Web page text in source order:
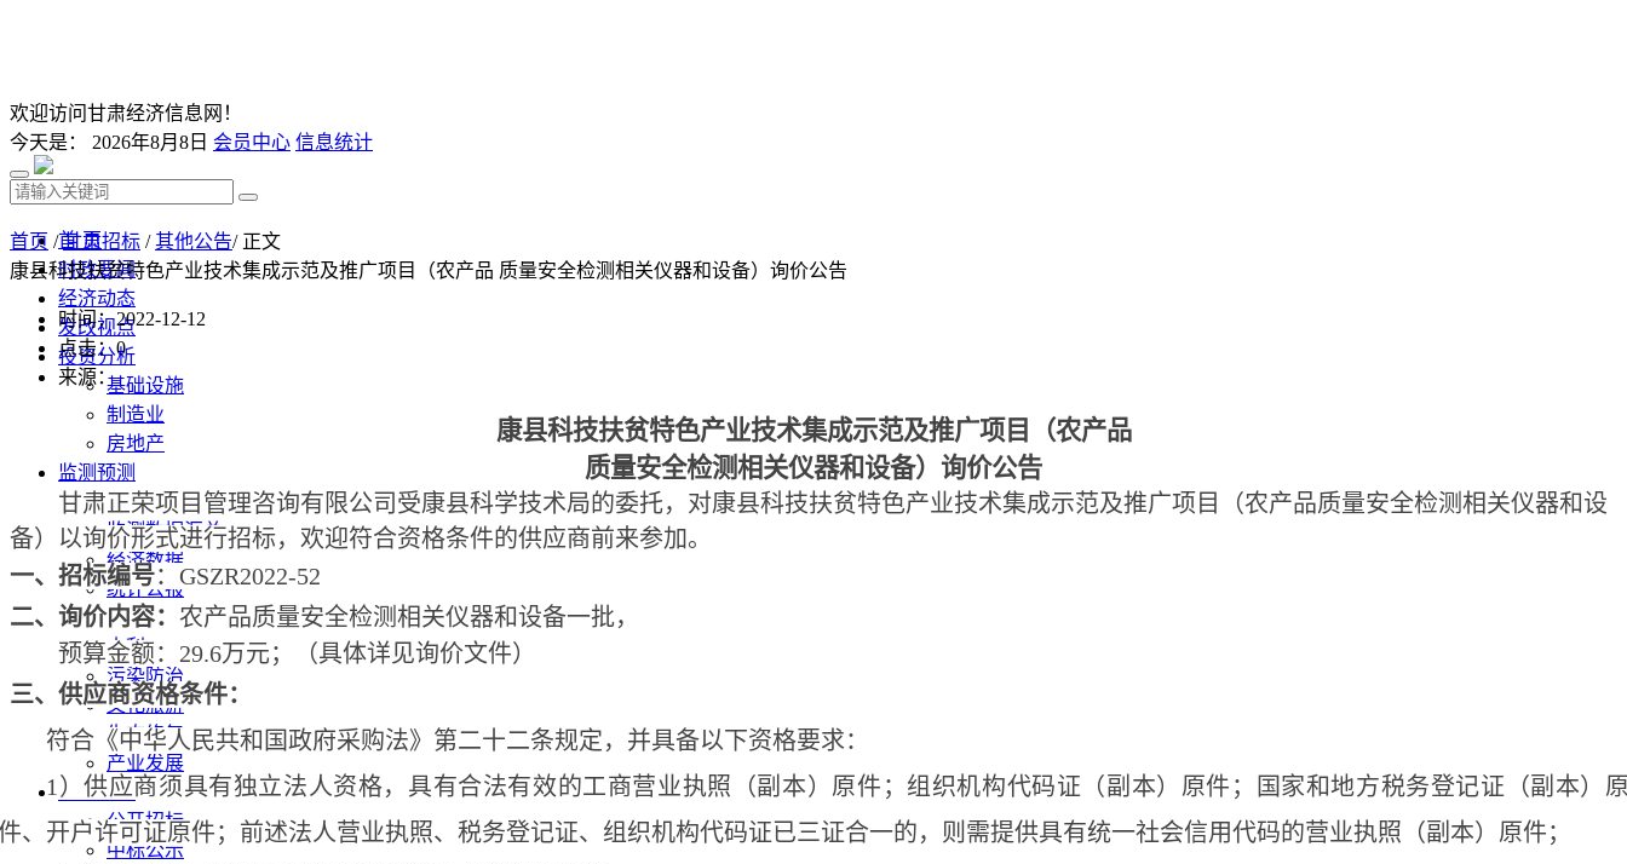
欢迎访问甘肃经济信息网！
今天是： 2026年8月8日 会员中心 信息统计
首 页
时政要闻
经济动态
发改视点
投资分析
基础设施
制造业
房地产
监测预测
经济监测分析
监测数据汇总
经济数据
统计公报
高质量发展
水利
污染防治
文化旅游
生态修复
产业发展
甘肃招标
公开招标
中标公示
首页 /甘肃招标 /其他公告/ 正文
康县科技扶贫特色产业技术集成示范及推广项目（农产品 质量安全检测相关仪器和设备）询价公告
时间：2022-12-12
点击：0
来源：
康县科技扶贫特色产业技术集成示范及推广项目（农产品
质量安全检测相关仪器和设备）询价公告
甘肃正荣项目管理咨询有限公司受康县科学技术局的委托，对康县科技扶贫特色产业技术集成示范及推广项目（农产品质量安全检测相关仪器和设
备）以询价形式进行招标，欢迎符合资格条件的供应商前来参加。
一、招标编号： GSZR2022-52
二、询价内容： 农产品质量安全检测相关仪器和设备一批，
预算金额： 29.6万元；（具体详见询价文件）
三、供应商资格条件：
符合《中华人民共和国政府采购法》第二十二条规定，并具备以下资格要求：
1）供应商须具有独立法人资格，具有合法有效的工商营业执照（副本）原件；组织机构代码证（副本）原件；国家和地方税务登记证（副本）
、开户许可证原件；前述法人营业执照、税务登记证、组织机构代码证已三证合一的，则需提供具有统一社会信用代码的营业执照（副本）原件；